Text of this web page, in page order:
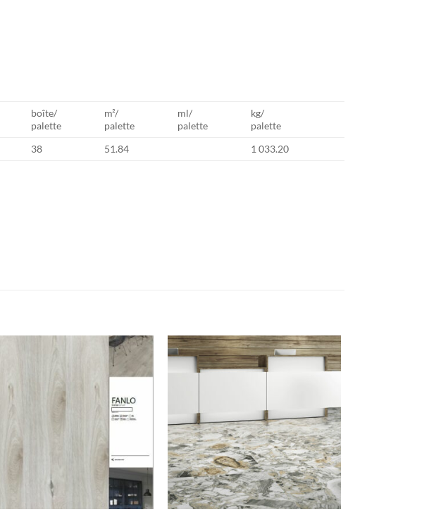
boîte/
palette
m²/
palette
ml/
palette
kg/
palette
38 51.84 1 033.20